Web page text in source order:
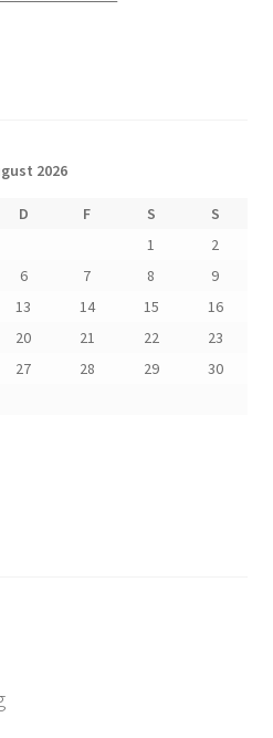
2026
D F S
S
1
2
6 7 8
9
13 14 15
16
20 21 22
23
27 28 29
30